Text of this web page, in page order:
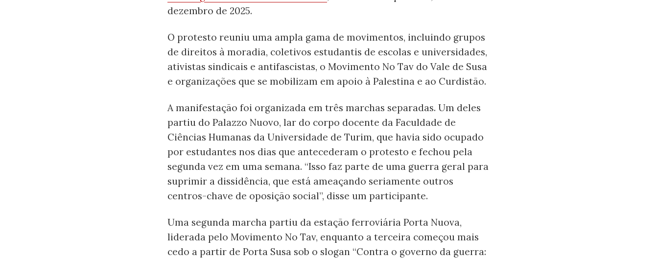
dezembro de 2025.
O protesto reuniu uma ampla gama de movimentos, incluindo grupos
de direitos à moradia, coletivos estudantis de escolas e universidades,
ativistas sindicais e antifascistas, o Movimento No Tav do Vale de Susa
e organizações que se mobilizam em apoio à Palestina e ao Curdistão.
A manifestação foi organizada em três marchas separadas. Um deles
partiu do Palazzo Nuovo, lar do corpo docente da Faculdade de
Ciências Humanas da Universidade de Turim, que havia sido ocupado
por estudantes nos dias que antecederam o protesto e fechou pela
segunda vez em uma semana. “Isso faz parte de uma guerra geral para
suprimir a dissidência, que está ameaçando seriamente outros
centros-chave de oposição social”, disse um participante.
Uma segunda marcha partiu da estação ferroviária Porta Nuova,
liderada pelo Movimento No Tav, enquanto a terceira começou mais
cedo a partir de Porta Susa sob o slogan “Contra o governo da guerra: